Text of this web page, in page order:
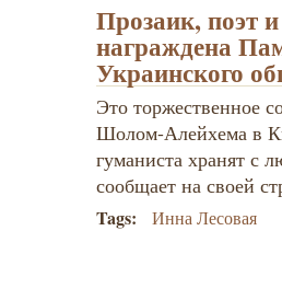
Прозаик, поэт
награждена
Украинского
Это торжественное
Шолом-Алейхема в
гуманиста хранят с
сообщает на своей
Tags: Инна Лесовая